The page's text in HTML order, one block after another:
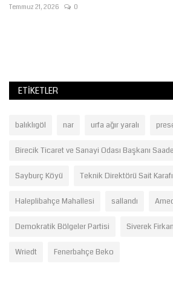
Temmuz 21, 2026 0
ETIKETLER
balıklıgöl nar urfa ağır yaralı
Birecik Ticaret ve Sanayi Odası Başkanı
Sayburç Köyü Teknik Direktörü Sait
Haleplibahçe Mahallesi sallandı
Demokratik Bölgeler Partisi Siverek
Wriedt Fenerbahçe Beko